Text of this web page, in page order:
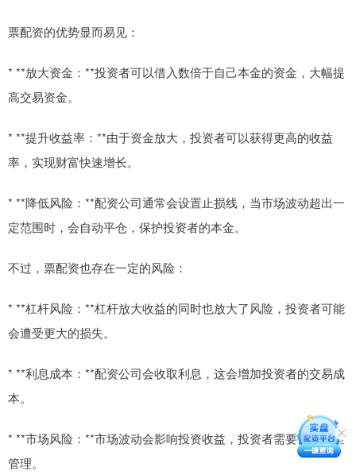
票配资的优势显而易见：
* **放大资金：**投资者可以借入数倍于自己本金的资金，大幅提
高交易资金。
* **提升收益率：**由于资金放大，投资者可以获得更高的收益
率，实现财富快速增长。
* **降低风险：**配资公司通常会设置止损线，当市场波动超出一
定范围时，会自动平仓，保护投资者的本金。
不过，票配资也存在一定的风险：
* **杠杆风险：**杠杆放大收益的同时也放大了风险，投资者可能
会遭受更大的损失。
* **利息成本：**配资公司会收取利息，这会增加投资者的交易成
本。
* **市场风险：**市场波动会影响投资收益，投资者需要做好风险
管理。